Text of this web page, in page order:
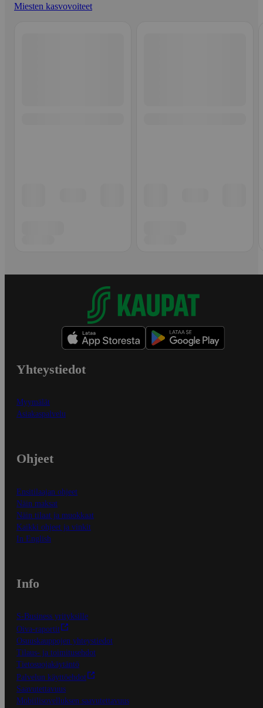
Miesten kasvovoiteet
Yhteystiedot
Myymälät
Asiakaspalvelu
Ohjeet
Ensitilaajan ohjeet
Näin maksat
Näin tilaat ja muokkaat
Kaikki ohjeet ja vinkit
In English
Info
S-Business yrityksille
Oiva-raportit
Osuuskauppojen yhteystiedot
Tilaus- ja toimitusehdot
Tietosuojakäytäntö
Palvelun käyttöehdot
Saavutettavuus
Mobiilisovelluksen saavutettavuus